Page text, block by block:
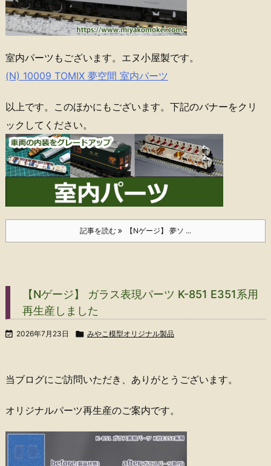
室内パーツもございます。エヌ小屋製です。
(N) 10009 TOMIX 夢空間 室内パーツ
以上です。このほかにもございます。下記のバナーをクリ
ックしてください。
記事を読む 【Nゲージ】 夢ソ ...
【Nゲージ】 ガラス表現パーツ K-851 E351系用
再生産しました
 2026年7月23日  みやこ模型オリジナル製品
当ブログにご訪問いただき、ありがとうございます。
オリジナルパーツ再生産のご案内です。